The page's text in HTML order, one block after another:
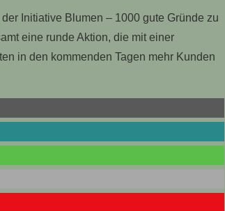
Initiative Blumen – 1000 gute Gründe zu
eine runde Aktion, die mit einer
in den kommenden Tagen mehr Kunden